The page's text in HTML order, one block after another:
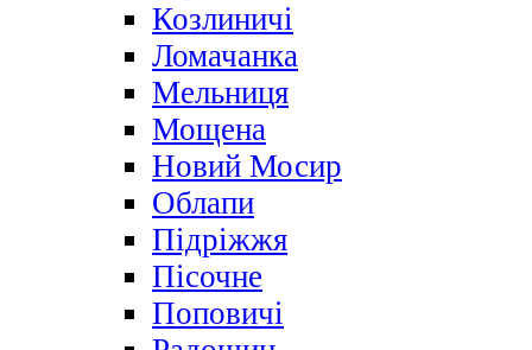
Козлиничі
Ломачанка
Мельниця
Мощена
Новий Мосир
Облапи
Підріжжя
Пісочне
Поповичі